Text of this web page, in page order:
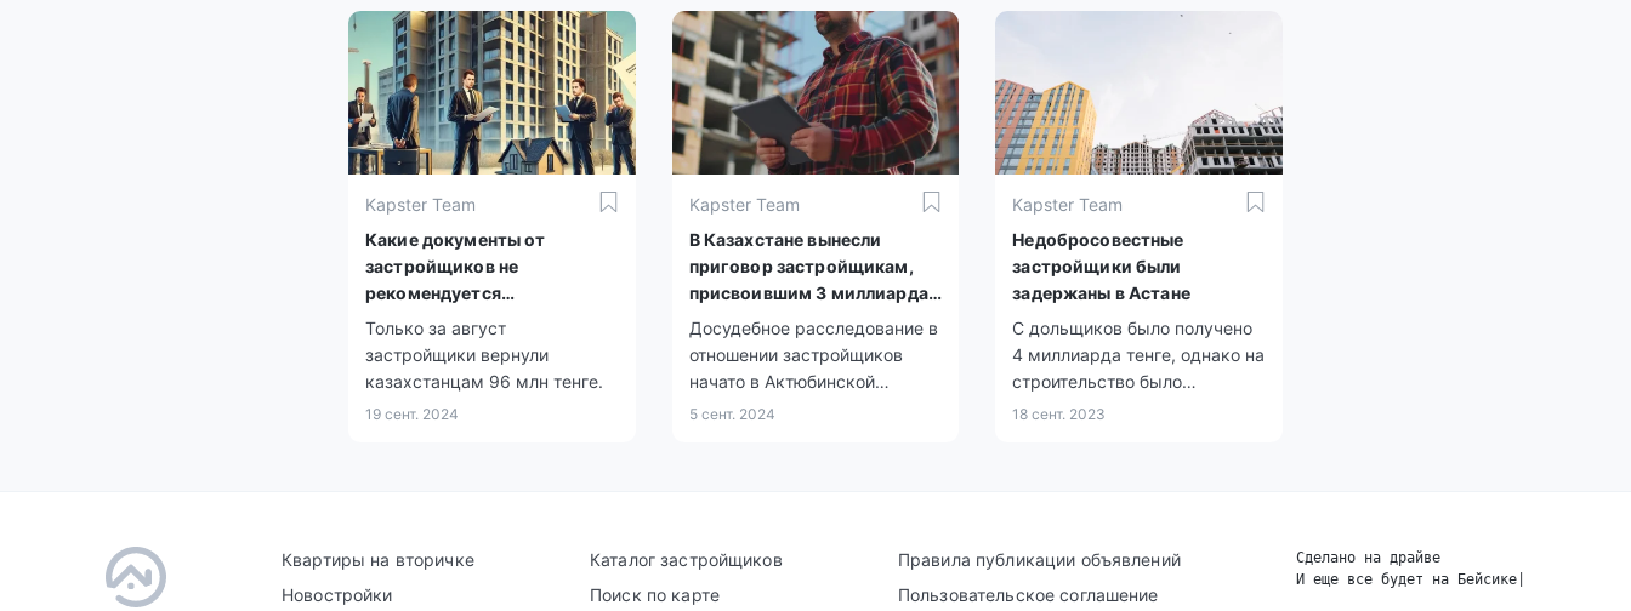
Kapster Team
Какие документы от
застройщиков не
рекомендуется
подписывать казахстанцам
Только за август
застройщики вернули
казахстанцам 96 млн тенге.
19 сент. 2024
Kapster Team
В Казахстане вынесли
приговор застройщикам,
присвоившим 3 миллиарда
тенге
Досудебное расследование в
отношении застройщиков
начато в Актюбинской
области.
5 сент. 2024
Kapster Team
Недобросовестные
застройщики были
задержаны в Астане
С дольщиков было получено
4 миллиарда тенге, однако на
строительство было
потрачено всего 900
18 сент. 2023
Квартиры на вторичке
Новостройки
Каталог застройщиков
Поиск по карте
Правила публикации объявлений
Пользовательское соглашение
Сделано на драйве
И еще все будет на Бейсике